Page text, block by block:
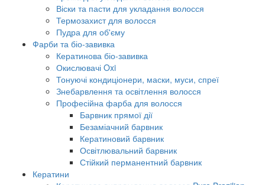
Віски та пасти для укладання волосся
Термозахист для волосся
Пудра для об'єму
Фарби та біо-завивка
Кератинова біо-завивка
Окислювачі Oxi
Тонуючі кондиціонери, маски, муси, спреї
Знебарвлення та освітлення волосся
Професійна фарба для волосся
Барвник прямої дії
Безаміачний барвник
Кератиновий барвник
Освітлювальний барвник
Стійкий перманентний барвник
Кератини